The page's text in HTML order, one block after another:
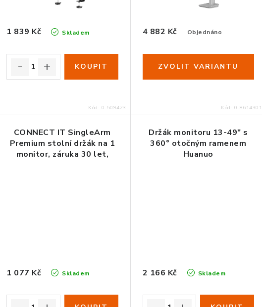
u
k
t
Skladem
1 839 Kč
Kód: 0-509423
Objednáno
4 882 Kč
Kód: 0-8614301
CONNECT IT SingleArm
Premium stolní držák na 1
monitor, záruka 30 let,
Skladem
1 077 Kč
Držák monitoru 13-49" s
360° otočným ramenem
Huanuo
Skladem
2 166 Kč